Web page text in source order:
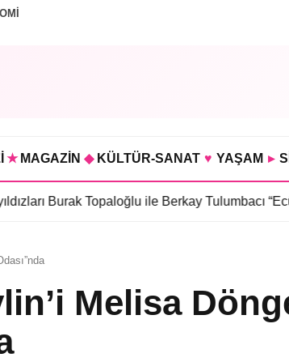
★ MAGAZİN ◆ KÜLTÜR-SANAT ♥ YAŞAM ▸
Topaloğlu ile Berkay Tulumbacı “Ecünni”
Melisa